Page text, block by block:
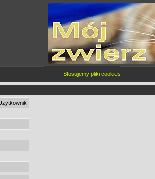
Stosujemy pliki cookieswięcej...